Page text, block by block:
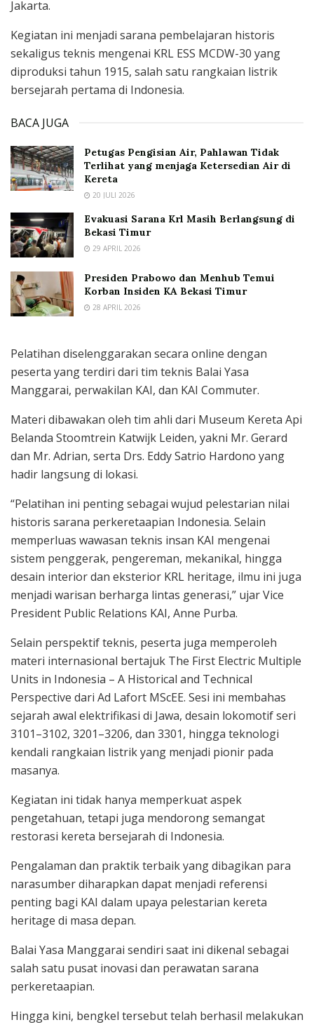
Jakarta.
Kegiatan ini menjadi sarana pembelajaran historis
sekaligus teknis mengenai KRL ESS MCDW-30 yang
diproduksi tahun 1915, salah satu rangkaian listrik
bersejarah pertama di Indonesia.
BACA JUGA
Petugas Pengisian Air, Pahlawan Tidak
Terlihat yang menjaga Ketersedian Air di
Kereta
20 JULI 2026
Evakuasi Sarana Krl Masih Berlangsung di
Bekasi Timur
29 APRIL 2026
Presiden Prabowo dan Menhub Temui
Korban Insiden KA Bekasi Timur
28 APRIL 2026
Pelatihan diselenggarakan secara online dengan
peserta yang terdiri dari tim teknis Balai Yasa
Manggarai, perwakilan KAI, dan KAI Commuter.
Materi dibawakan oleh tim ahli dari Museum Kereta Api
Belanda Stoomtrein Katwijk Leiden, yakni Mr. Gerard
dan Mr. Adrian, serta Drs. Eddy Satrio Hardono yang
hadir langsung di lokasi.
“Pelatihan ini penting sebagai wujud pelestarian nilai
historis sarana perkeretaapian Indonesia. Selain
memperluas wawasan teknis insan KAI mengenai
sistem penggerak, pengereman, mekanikal, hingga
desain interior dan eksterior KRL heritage, ilmu ini juga
menjadi warisan berharga lintas generasi,” ujar Vice
President Public Relations KAI, Anne Purba.
Selain perspektif teknis, peserta juga memperoleh
materi internasional bertajuk The First Electric Multiple
Units in Indonesia – A Historical and Technical
Perspective dari Ad Lafort MScEE. Sesi ini membahas
sejarah awal elektrifikasi di Jawa, desain lokomotif seri
3101–3102, 3201–3206, dan 3301, hingga teknologi
kendali rangkaian listrik yang menjadi pionir pada
masanya.
Kegiatan ini tidak hanya memperkuat aspek
pengetahuan, tetapi juga mendorong semangat
restorasi kereta bersejarah di Indonesia.
Pengalaman dan praktik terbaik yang dibagikan para
narasumber diharapkan dapat menjadi referensi
penting bagi KAI dalam upaya pelestarian kereta
heritage di masa depan.
Balai Yasa Manggarai sendiri saat ini dikenal sebagai
salah satu pusat inovasi dan perawatan sarana
perkeretaapian.
Hingga kini, bengkel tersebut telah berhasil melakukan